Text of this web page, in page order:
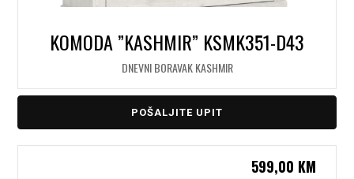
KOMODA ”KASHMIR” KSMK351-D43
DNEVNI BORAVAK KASHMIR
POŠALJITE UPIT
599,00 KM